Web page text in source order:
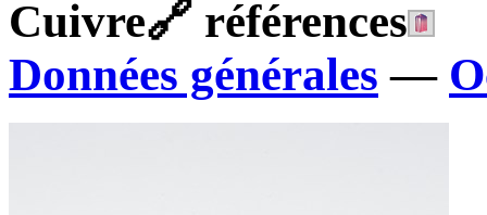
Cuivre🔗 références
Données générales —